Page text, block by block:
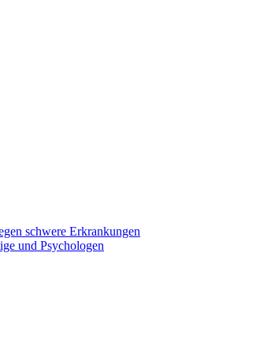
schwere Erkrankungen
und Psychologen